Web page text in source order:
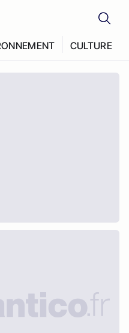
CULTURE